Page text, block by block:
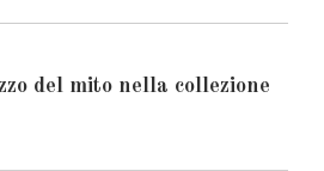
del mito nella collezione